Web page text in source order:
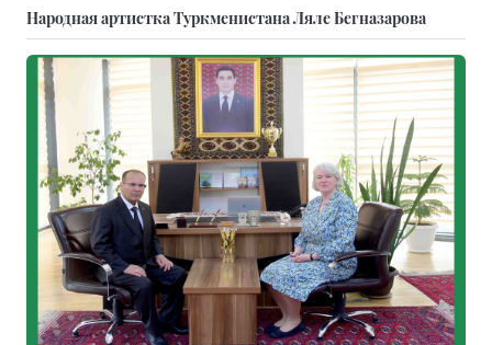
Народная артистка Туркменистана Ляле Бегназарова